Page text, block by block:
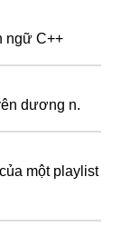
ngữ C++
dương n.
một playlist